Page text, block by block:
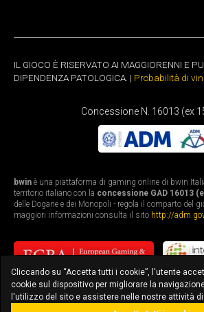
IL GIOCO È RISERVATO AI MAGGIORENNI E
DIPENDENZA PATOLOGICA. | Probabilità di
Concessione N. 16013 (ex
bwin è una piattaforma di gaming online di bwin
territorio italiano con la concessione GAD 16013
delle Dogane e dei Monopoli - regola il comparto del
maggiori informazioni consulta il sito http://
Cliccando su “Accetta tutti i cookie”, l'utente
cookie sul dispositivo per migliorare la
l'utilizzo del sito e assistere nelle nostre attività